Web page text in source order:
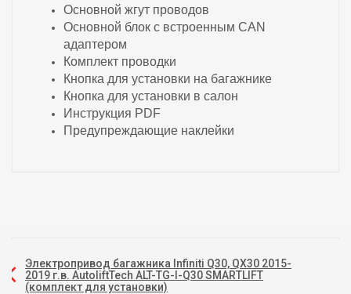
Основной жгут проводов
Основной блок с встроенным CAN
адаптером
Комплект проводки
Кнопка для установки на багажнике
Кнопка для установки в салон
Инструкция PDF
Предупреждающие наклейки
Электропривод багажника Infiniti Q30, QX30 2015-
2019 г.в. AutoliftTech ALT-TG-I-Q30 SMARTLIFT
(комплект для установки)